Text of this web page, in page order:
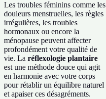
Les troubles féminins comme les
douleurs menstruelles, les règles
irrégulières, les troubles
hormonaux ou encore la
ménopause peuvent affecter
profondément votre qualité de
vie. La réflexologie plantaire
est une méthode douce qui agit
en harmonie avec votre corps
pour rétablir un équilibre naturel
et apaiser ces désagréments.